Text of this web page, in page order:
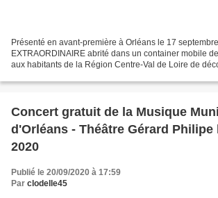
Présenté en avant-première à Orléans le 17
EXTRAORDINAIRE abrité dans un container mobile
aux habitants de la Région Centre-Val de Loire de
Concert gratuit de la Musique
d'Orléans - Théâtre Gérard Philipe
2020
Publié le 20/09/2020 à 17:59
Par clodelle45